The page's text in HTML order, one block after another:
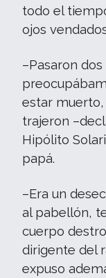
todo el
ojos
–Pasaron
estar
trajeron
Hipólito
papá.
–Era un
al pabellón,
cuerpo
dirigente del
expuso